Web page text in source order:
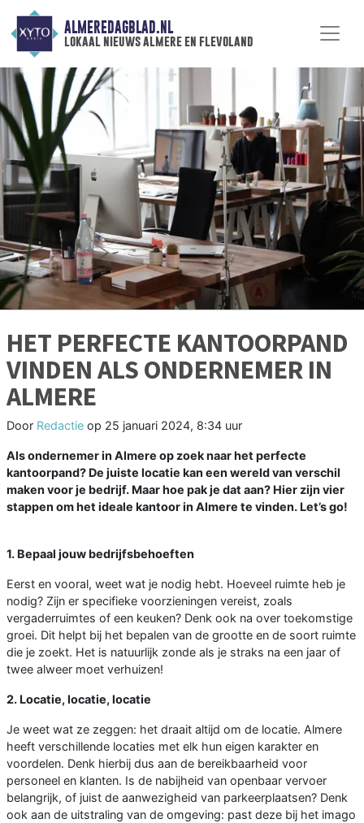
ALMEREDAGBLAD.NL
lokaal nieuws almere en flevoland
HET PERFECTE KANTOORPAND
VINDEN ALS ONDERNEMER IN
ALMERE
Door Redactie op 25 januari 2024, 8:34 uur
Als ondernemer in Almere op zoek naar het perfecte
kantoorpand? De juiste locatie kan een wereld van verschil
maken voor je bedrijf. Maar hoe pak je dat aan? Hier zijn vier
stappen om het ideale kantoor in Almere te vinden. Let’s go!
1. Bepaal jouw bedrijfsbehoeften
Eerst en vooral, weet wat je nodig hebt. Hoeveel ruimte heb je
nodig? Zijn er specifieke voorzieningen vereist, zoals
vergaderruimtes of een keuken? Denk ook na over toekomstige
groei. Dit helpt bij het bepalen van de grootte en de soort ruimte
die je zoekt. Het is natuurlijk zonde als je straks na een jaar of
twee alweer moet verhuizen!
2. Locatie, locatie, locatie
Je weet wat ze zeggen: het draait altijd om de locatie. Almere
heeft verschillende locaties met elk hun eigen karakter en
voordelen. Denk hierbij dus aan de bereikbaarheid voor
personeel en klanten. Is de nabijheid van openbaar vervoer
belangrijk, of juist de aanwezigheid van parkeerplaatsen? Denk
ook aan de uitstraling van de omgeving: past deze bij het imago